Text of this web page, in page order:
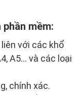
mềm:
với các khổ
A5... và các loại
chính xác.